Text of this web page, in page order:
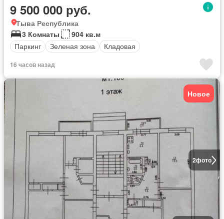
9 500 000 руб.
Тыва Республика
3 Комнаты
904 кв.м
Паркинг
Зеленая зона Кладовая
16 часов назад
2фото
Новое